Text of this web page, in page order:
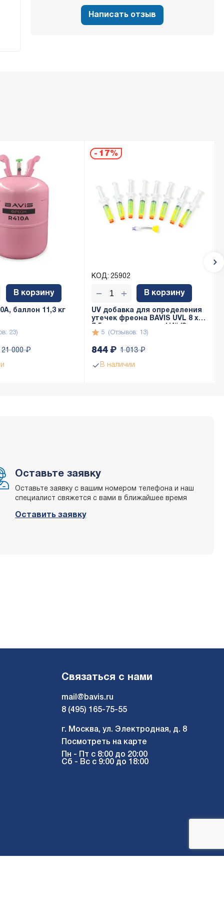
Написать отзыв
баллон 11,3 кг
23)
21 000 ₽
В корзину
- 17%
КОД: 25902
UV добавка для определения
утечек фреона BAVIS UVL 8 x
по 7,5мл)(Отзывов: 13)
5
В наличии
1 013 ₽
844₽
В корзину
+
−
Оставьте заявку
Оставьте заявку с вашим номером телефона и наш
специалист свяжется с вами в ближайшее время
Оставить заявку
Связаться с нами
mail@bavis.ru
8 (495) 165-75-55
г. Москва, ул. Электродная, д. 8
Посмотреть на карте
Пн - Пт с 8:00 до 20:00
Сб - Вс с 9:00 до 18:00